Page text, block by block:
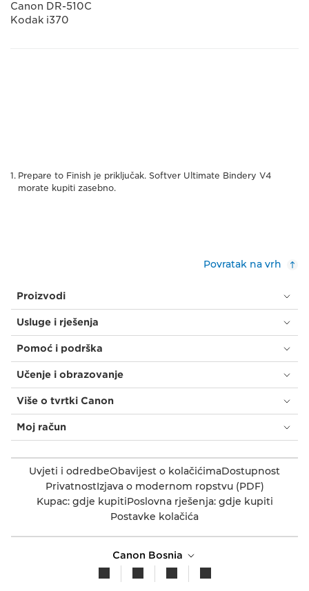
Canon DR-510C
Kodak i370
Prepare to Finish je priključak. Softver Ultimate Bindery V4
morate kupiti zasebno.
Povratak na vrh
Proizvodi
Usluge i rješenja
Pomoć i podrška
Učenje i obrazovanje
Više o tvrtki Canon
Moj račun
Uvjeti i odredbeObavijest o kolačićimaDostupnost
PrivatnostIzjava o modernom ropstvu (PDF)
Kupac: gdje kupitiPoslovna rješenja: gdje kupiti
Postavke kolačića
Canon Bosnia